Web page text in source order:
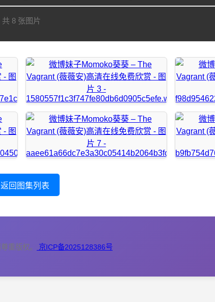
共 8 张图片
回图集列表
重版权。 京ICP备2025128386号